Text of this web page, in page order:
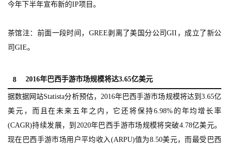
茶
月
3
0
日
今年下半年宣布新的IP项目。
茶馆注：前面一段时间，GREE剥离了美国分公司GII，成立了新公
司GIE。
8 2016年巴西手游市场规模将达3.65亿美元
据数据网站Statista分析预估，2016年巴西手游市场规模将达到3.65亿
美元，而且在未来五年之内，它还将保持6.98%的年均增长率
(CAGR)持续发展，到2020年巴西手游市场规模将突破4.78亿美元。
现在巴西手游市场用户平均收入(ARPU)值为8.50美元，而最受巴西